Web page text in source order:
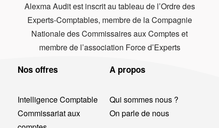
Alexma Audit est inscrit au tableau de l’Ordre des
Experts-Comptables, membre de la Compagnie
Nationale des Commissaires aux Comptes et
membre de l’association Force d’Experts
Nos offres
Intelligence Comptable
Commissariat aux
A propos
Qui sommes nous ?
On parle de nous